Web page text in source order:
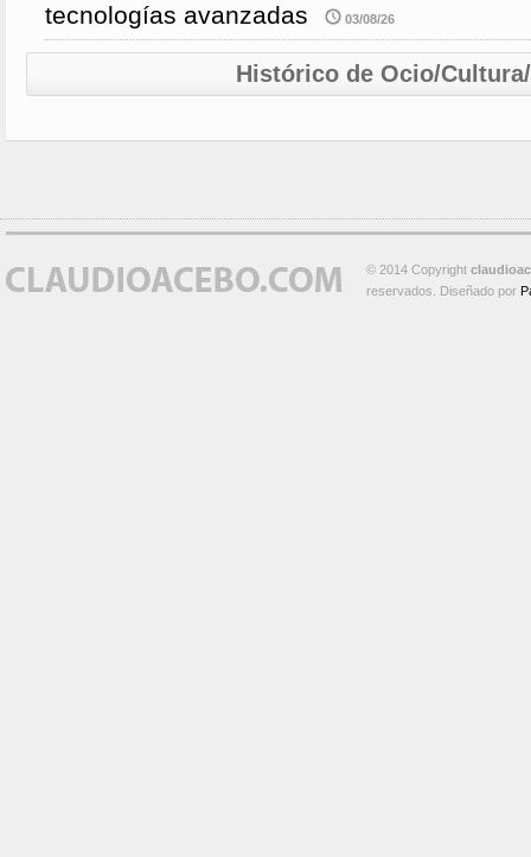
tecnologías avanzadas
03/08/26
Histórico de Ocio/
© 2014 Copyright
reservados. Diseñado por